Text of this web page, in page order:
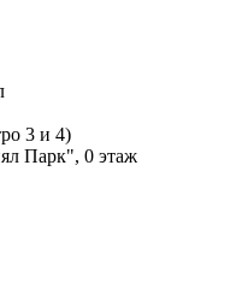
3 и 4)
Парк", 0 этаж